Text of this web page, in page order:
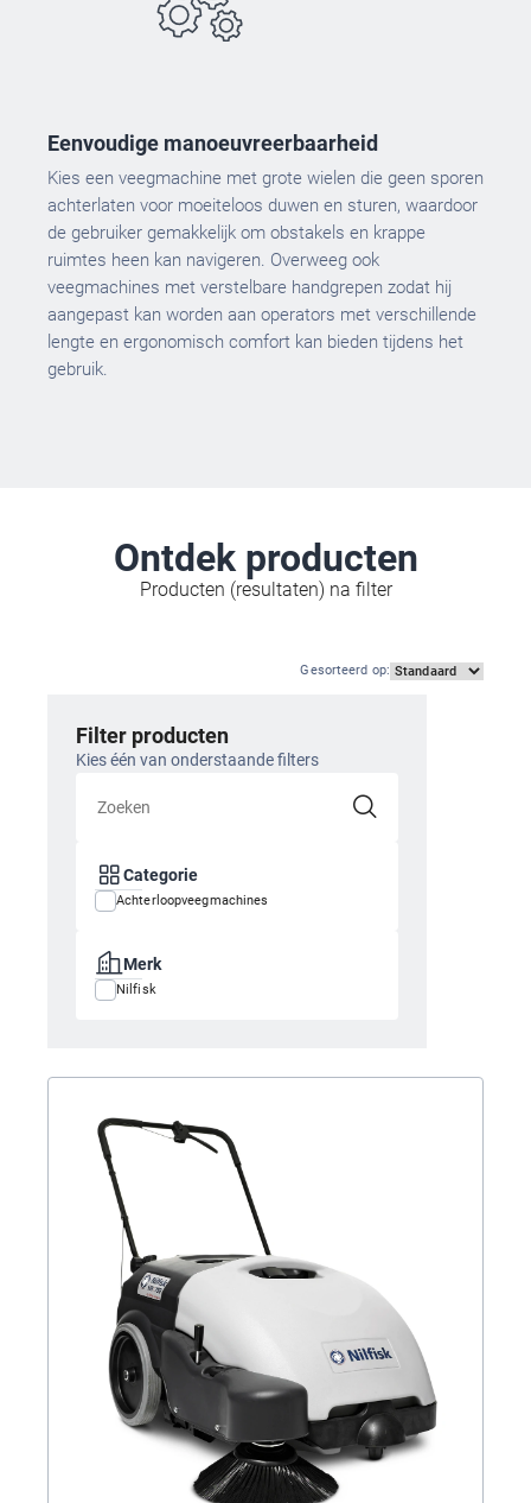
Eenvoudige manoeuvreerbaarheid
Kies een veegmachine met grote wielen die geen sporen
achterlaten voor moeiteloos duwen en sturen, waardoor
de gebruiker gemakkelijk om obstakels en krappe
ruimtes heen kan navigeren. Overweeg ook
veegmachines met verstelbare handgrepen zodat hij
aangepast kan worden aan operators met verschillende
lengte en ergonomisch comfort kan bieden tijdens het
gebruik.
Ontdek producten
Producten (resultaten) na filter
Gesorteerd op:
Filter producten
Kies één van onderstaande filters
Categorie
Achterloopveegmachines
Merk
Nilfisk